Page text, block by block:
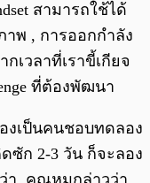
สามารถใช้ได้
าพ , การออกกำลัง
เวลาที่เราขี้เกียจ
ที่ต้องพัฒนา
งเป็นคนชอบทดลอง
ซัก 2-3 วัน ก็จะลอง